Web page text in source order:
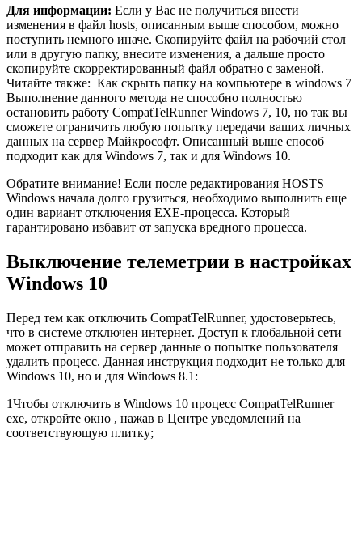
Для информации: Если у Вас не получиться внести
изменения в файл hosts, описанным выше способом, можно
поступить немного иначе. Скопируйте файл на рабочий стол
или в другую папку, внесите изменения, а дальше просто
скопируйте скорректированный файл обратно с заменой.
Читайте также: Как скрыть папку на компьютере в windows 7
Выполнение данного метода не способно полностью
остановить работу CompatTelRunner Windows 7, 10, но так вы
сможете ограничить любую попытку передачи ваших личных
данных на сервер Майкрософт. Описанный выше способ
подходит как для Windows 7, так и для Windows 10.
Обратите внимание! Если после редактирования HOSTS
Windows начала долго грузиться, необходимо выполнить еще
один вариант отключения EXE-процесса. Который
гарантировано избавит от запуска вредного процесса.
Выключение телеметрии в настройках
Windows 10
Перед тем как отключить CompatTelRunner, удостоверьтесь,
что в системе отключен интернет. Доступ к глобальной сети
может отправить на сервер данные о попытке пользователя
удалить процесс. Данная инструкция подходит не только для
Windows 10, но и для Windows 8.1:
1Чтобы отключить в Windows 10 процесс CompatTelRunner
exe, откройте окно , нажав в Центре уведомлений на
соответствующую плитку;